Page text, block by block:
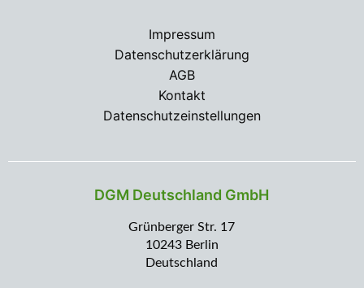
Impressum
Datenschutzerklärung
AGB
Kontakt
Datenschutzeinstellungen
DGM Deutschland GmbH
Grünberger Str. 17
10243 Berlin
Deutschland